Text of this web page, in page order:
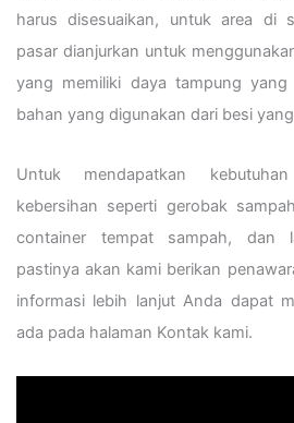
harus disesuaikan, untuk area di
pasar dianjurkan untuk
yang memiliki daya tampung
bahan yang digunakan dari besi
Untuk mendapatkan
kebersihan seperti gerobak
container tempat sampah, dan
pastinya akan kami berikan
informasi lebih lanjut Anda dapat
ada pada halaman Kontak kami.